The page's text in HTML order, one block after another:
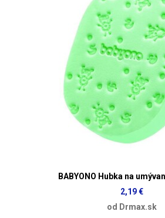
BABYONO Hubka na
2,19 €
od Drmax.sk